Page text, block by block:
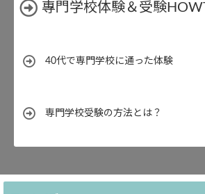
專門学校体験＆受験
40代で専門学校に通った体験
専門学校受験の方法とは？